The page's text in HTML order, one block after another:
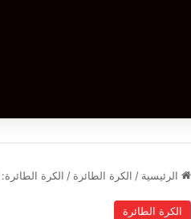
الرئيسية / الكرة الطائرة / الكرة
الكرة الطائرة